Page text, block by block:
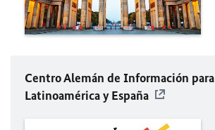
Centro Alemán de Información para
Latinoamérica y España